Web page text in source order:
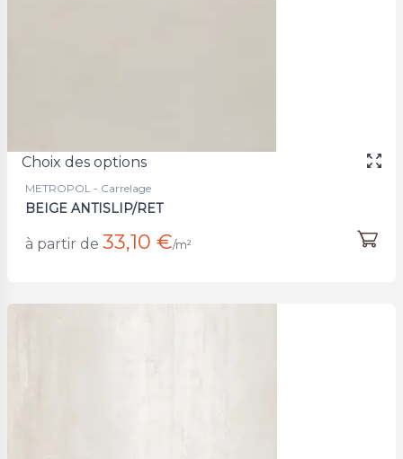
Choix des options
METROPOL - Carrelage
BEIGE ANTISLIP/RET
à partir de 33,10 €/m²